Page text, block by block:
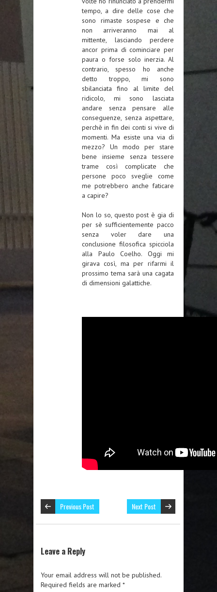
tempo, a dire delle cose che
sono rimaste sospese e che
non arriveranno mai al
mittente, lasciando perdere
ancor prima di cominciare per
paura o forse solo inerzia. Al
contrario, spesso ho anche
detto troppo, mi sono
sbilanciata fino al limite del
ridicolo, mi sono lasciata
andare senza pensare alle
conseguenze, senza aspettare,
perchè in fin dei conti si vive di
momenti. Ma esiste una via di
mezzo? Un modo per stare
bene insieme senza tessere
trame così complicate che
persone poco sveglie come
me potrebbero anche faticare
a capire?
Non lo so, questo post è gia di
per sè sufficientemente pacco
senza voler dare una
conclusione filosofica spicciola
alla Paulo Coelho. Oggi mi
girava così, ma per rifarmi il
prossimo tema sarà una cagata
di dimensioni galattiche.
Previous Post Next Post
Leave a Reply
Your email address will not be published.
Required fields are marked *